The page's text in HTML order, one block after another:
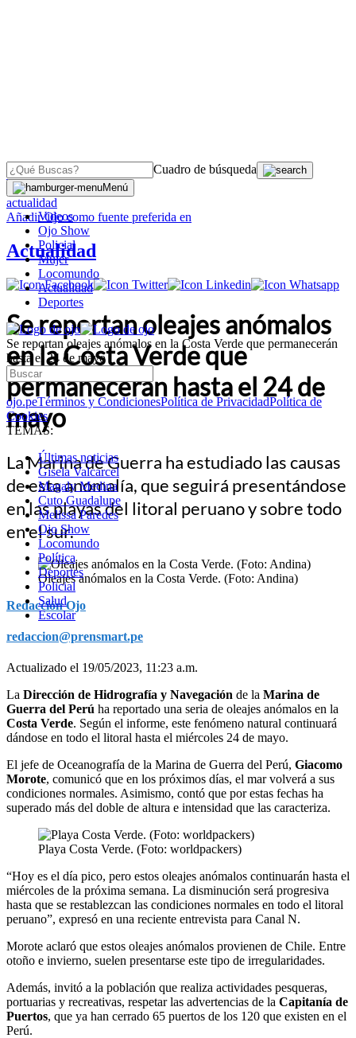
Cuadro de búsqueda
Menú
Videos
Ojo Show
Policial
Mujer
Locomundo
Actualidad
Deportes
Se reportan oleajes anómalos en la Costa Verde que permanecerán
hasta el 24 de mayo
ojo.peTérminos y CondicionesPolítica de PrivacidadPolítica de
Cookies
TEMAS:
Últimas noticias
Gisela Valcarcel
Magaly Medina
Cuto Guadalupe
Melissa Paredes
Ojo Show
Locomundo
Política
Deportes
Policial
Salud
Escolar
OJO
actualidad
AñadirOjocomo fuente preferida en
Actualidad
Se reportan oleajes anómalos
en la Costa Verde que
permanecerán hasta el 24 de
mayo
La Marina de Guerra ha estudiado las causas
de esta anomalía, que seguirá presentándose
en las playas del litoral peruano y sobre todo
en el sur.
Oleajes anómalos en la Costa Verde. (Foto: Andina)
Redacción Ojo
redaccion@prensmart.pe
Actualizado el 19/05/2023, 11:23 a.m.
La Dirección de Hidrografía y Navegación de la Marina de
Guerra del Perú ha reportado una seria de oleajes anómalos en la
Costa Verde. Según el informe, este fenómeno natural continuará
dándose en todo el litoral hasta el miércoles 24 de mayo.
El jefe de Oceanografía de la Marina de Guerra del Perú, Giacomo
Morote, comunicó que en los próximos días, el mar volverá a sus
condiciones normales. Asimismo, contó que por estas fechas ha
superado más del doble de altura e intensidad que las caracteriza.
Playa Costa Verde. (Foto: worldpackers)
“Hoy es el día pico, pero estos oleajes anómalos continuarán hasta el
miércoles de la próxima semana. La disminución será progresiva
hasta que se restablezcan las condiciones normales en todo el litoral
peruano”, expresó en una reciente entrevista para Canal N.
Morote aclaró que estos oleajes anómalos provienen de Chile. Entre
otoño e invierno, suelen presentarse este tipo de irregularidades.
Además, invitó a la población que realiza actividades pesqueras,
portuarias y recreativas, respetar las advertencias de la Capitanía de
Puertos, que ya han cerrado 65 puertos de los 120 que existen en el
Perú.